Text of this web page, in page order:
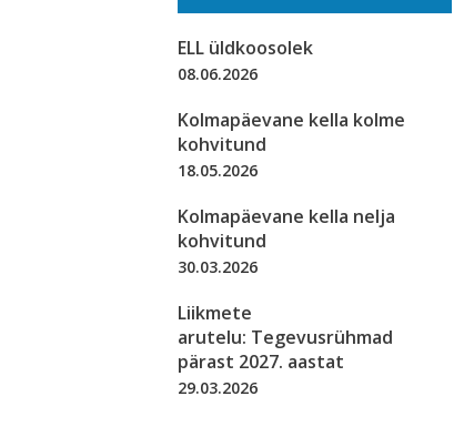
ELL üldkoosolek
08.06.2026
Kolmapäevane kella kolme
kohvitund
18.05.2026
Kolmapäevane kella nelja
kohvitund
30.03.2026
Liikmete
arutelu: Tegevusrühmad
pärast 2027. aastat
29.03.2026